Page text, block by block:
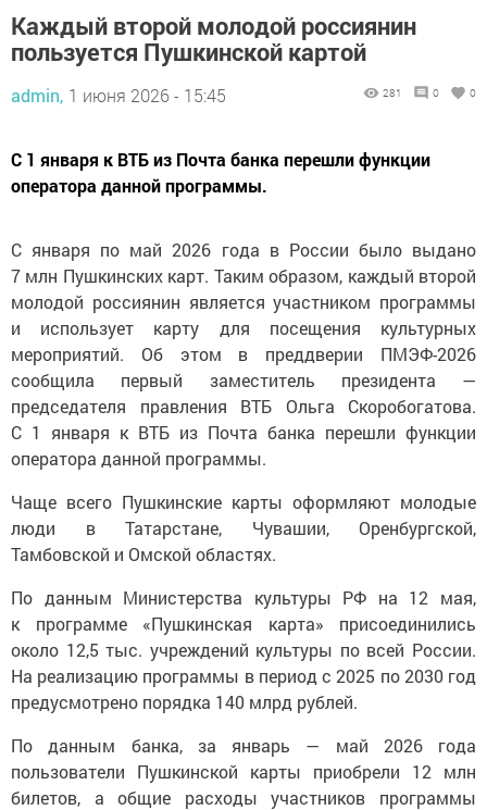
Каждый второй молодой россиянин
пользуется Пушкинской картой
admin, 1 июня 2026 - 15:45 281 0 0
С 1 января к ВТБ из Почта банка перешли функции
оператора данной программы.
С января по май 2026 года в России было выдано
7 млн Пушкинских карт. Таким образом, каждый второй
молодой россиянин является участником программы
и использует карту для посещения культурных
мероприятий. Об этом в преддверии ПМЭФ-2026
сообщила первый заместитель президента —
председателя правления ВТБ Ольга Скоробогатова.
С 1 января к ВТБ из Почта банка перешли функции
оператора данной программы.
Чаще всего Пушкинские карты оформляют молодые
люди в Татарстане, Чувашии, Оренбургской,
Тамбовской и Омской областях.
По данным Министерства культуры РФ на 12 мая,
к программе «Пушкинская карта» присоединились
около 12,5 тыс. учреждений культуры по всей России.
На реализацию программы в период с 2025 по 2030 год
предусмотрено порядка 140 млрд рублей.
По данным банка, за январь — май 2026 года
пользователи Пушкинской карты приобрели 12 млн
билетов, а общие расходы участников программы